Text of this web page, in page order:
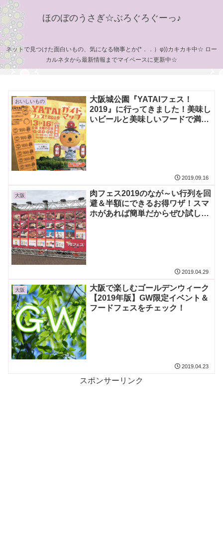
ほのぼのうさぎ☆ぶろぐろぐーっ♪
ネットで見つけた面白いもの、気になる物事とか(*．．）φ))カキカキ中☆ ロー
カルネタから最新情報までマイペースに更新中☆
おいしいもの
大阪城公園『YATAIフェス！
2019』に行ってきました！美味し
いビールと美味しいフードで満
2019.09.16
大阪
肉フェス2019のなが～い行列を回
避＆半額にできるお得ワザ！スマ
ホがあれば簡単だからぜひ試して
2019.04.29
大阪
大阪で楽しむゴールデンウィーク
【2019年版】GW限定イベント＆
フードフェスをチェック！
2019.04.23
スポンサーリンク